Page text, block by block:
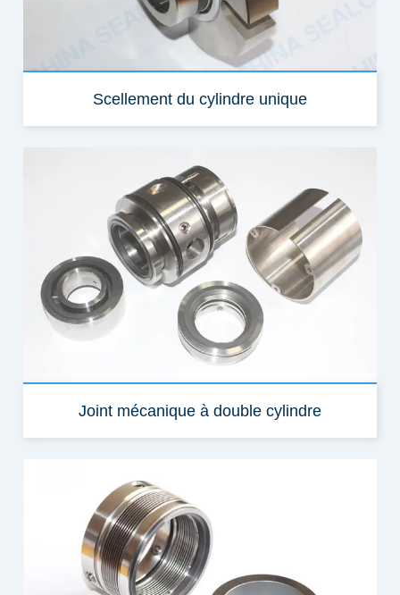
Scellement du cylindre unique
Joint mécanique à double cylindre